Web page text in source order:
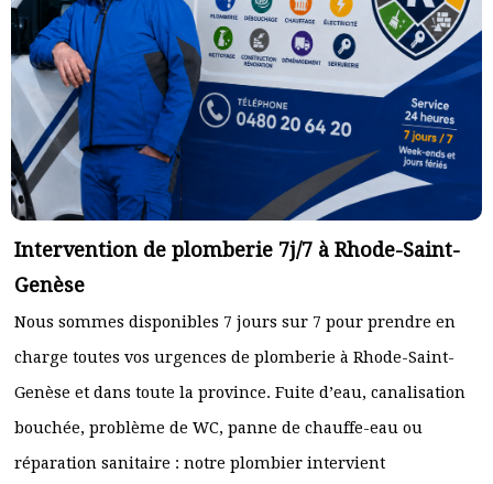
Intervention de plomberie 7j/7 à Rhode-Saint-
Genèse
Nous sommes disponibles 7 jours sur 7 pour prendre en
charge toutes vos urgences de plomberie à Rhode-Saint-
Genèse et dans toute la province. Fuite d’eau, canalisation
bouchée, problème de WC, panne de chauffe-eau ou
réparation sanitaire : notre plombier intervient